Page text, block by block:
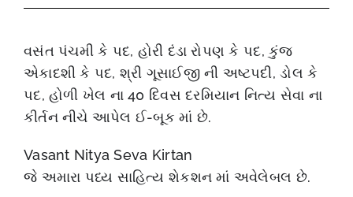
વસંત પંચમી કે પદ, હોરી દંડા રોપણ કે પદ, કુંજ
એકાદશી કે પદ, શ્રી ગૂસાઈજી ની અષ્ટપદી, ડોલ કે
પદ, હોળી ખેલ ના 40 દિવસ દરમિયાન નિત્ય સેવા ના
કીર્તન નીચે આપેલ ઈ-બૂક માં છે.
Vasant Nitya Seva Kirtan
જે અમારા પધ્ય સાહિત્ય શેકશન માં અવેલેબલ છે.